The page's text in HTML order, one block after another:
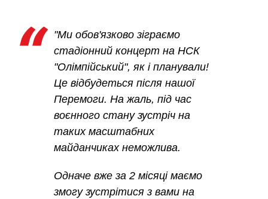
"Ми обов'язково зіграємо
стадіонний концерт на НСК
"Олімпійський", як і планували!
Це відбудеться після нашої
Перемоги. На жаль, під час
воєнного стану зустріч на
таких масштабних
майданчиках неможлива.
Одначе вже за 2 місяці маємо
змогу зустрітися з вами на